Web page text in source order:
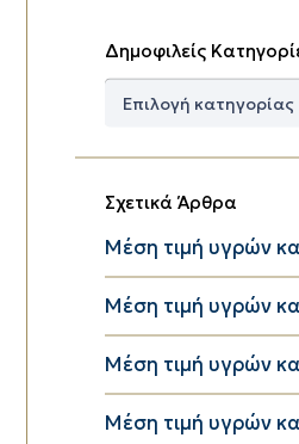
Δημοφιλείς
Δημοφιλείς
Σχετικά Άρθρα
Μέση τιμή υγρών
Μέση τιμή υγρών
Μέση τιμή υγρών
Μέση τιμή υγρών